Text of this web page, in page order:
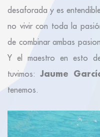
desaforada y es
no vivir con toda la
de combinar ambas
Y el maestro en esto
tuvimos:Jaume
tenemos.